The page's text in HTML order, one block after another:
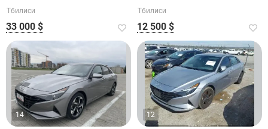
Тбилиси
33 000 $
Тбилиси
12 500 $
14 12